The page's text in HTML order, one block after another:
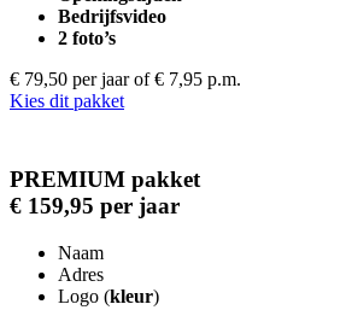
Bedrijfsvideo
2 foto’s
€ 79,50 per jaar of € 7,95 p.m.
Kies dit pakket
PREMIUM pakket
€ 159,95 per jaar
Naam
Adres
Logo (kleur)